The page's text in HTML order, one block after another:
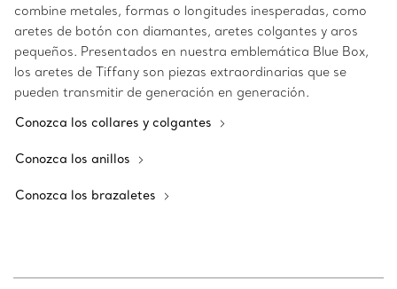
combine metales, formas o longitudes inesperadas, como
aretes de botón con diamantes, aretes colgantes y aros
pequeños. Presentados en nuestra emblemática Blue Box,
los aretes de Tiffany son piezas extraordinarias que se
pueden transmitir de generación en generación.
Conozca los collares y colgantes
Conozca los anillos
Conozca los brazaletes